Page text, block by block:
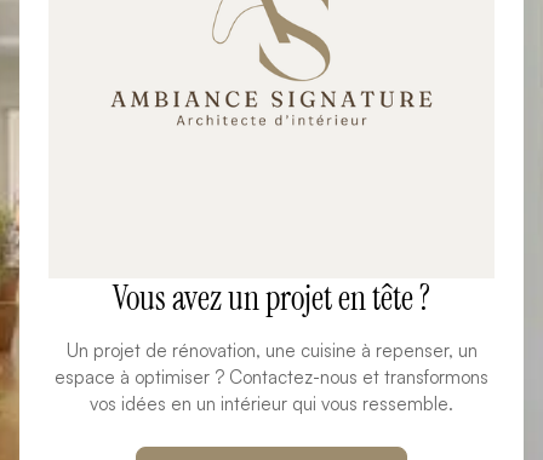
Vous avez un projet en tête ?
Un projet de rénovation, une cuisine à repenser, un
espace à optimiser ? Contactez-nous et transformons
vos idées en un intérieur qui vous ressemble.